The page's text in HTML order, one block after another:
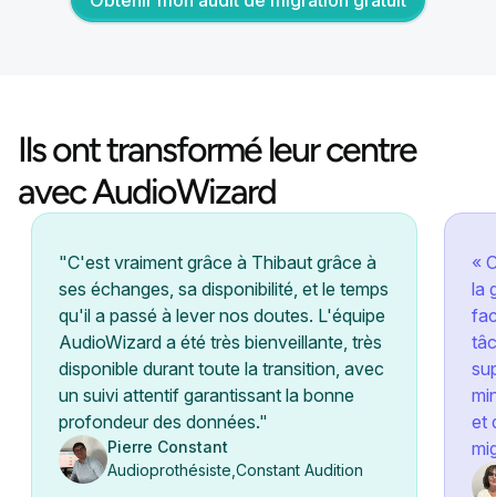
Ils ont transformé leur centre
avec AudioWizard
"C'est vraiment grâce à Thibaut grâce à
ses échanges, sa disponibilité, et le temps
qu'il a passé à lever nos doutes. L'équipe
AudioWizard a été très bienveillante, très
disponible durant toute la transition, avec
un suivi attentif garantissant la bonne
profondeur des données."
Pierre Constant
Audioprothésiste Constant Audition
«
la
et